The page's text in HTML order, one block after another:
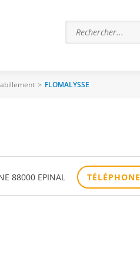
> FLOMALYSSE
88000 EPINAL TÉLÉPHONE